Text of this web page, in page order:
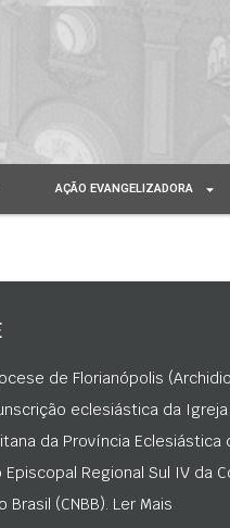
AÇÃO EVANGELIZADORA
de Florianópolis
eclesiástica da Igreja
da Província Eclesiástica
Episcopal Regional Sul IV da
Brasil (CNBB). Ler Mais